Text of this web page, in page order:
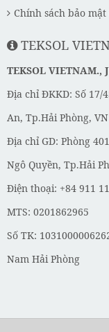
Chính sách bảo
TEKSOL
TEKSOL VIETNAM.,
Địa chỉ ĐKKD: Số 17/
An, Tp.Hải Phòng, VN
Địa chỉ GD: Phòng
Ngô Quyền, Tp.Hải
Điện thoại: +84 911
MTS: 0201862965
Số TK:
Nam Hải Phòng